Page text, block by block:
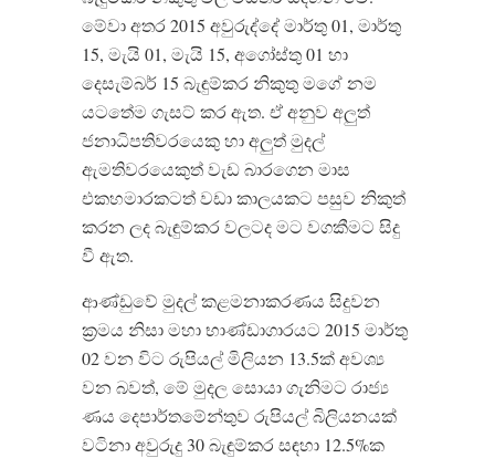
මේවා අතර 2015 අවුරුද්දේ මාර්තු 01, මාර්තු
15, මැයි 01, මැයි 15, අගෝස්තු 01 හා
දෙසැම්බර් 15 බැඳුම්කර නිකුතු මගේ නම
යටතේම ගැසට් කර ඇත. ඒ අනුව අලුත්
ජනාධිපතිවරයෙකු හා අලුත් මුදල්
ඇමතිවරයෙකුත් වැඩ බාරගෙන මාස
එකහමාරකටත් වඩා කාලයකට පසුව නිකුත්
කරන ලද බැඳුම්කර වලටද මට වගකීමට සිදු
වී ඇත.
ආණ්ඩුවේ මුදල් කළමනාකරණය සිදුවන
ක්‍රමය නිසා මහා භාණ්ඩාගාරයට 2015 මාර්තු
02 වන විට රුපියල් මිලියන 13.5ක් අවශ්‍ය
වන බවත්, මේ මුදල සොයා ගැනිමට රාජ්‍ය
ණය දෙපාර්තමේන්තුව රුපියල් බිලියනයක්
වටිනා අවුරුදු 30 බැඳුම්කර සඳහා 12.5%ක